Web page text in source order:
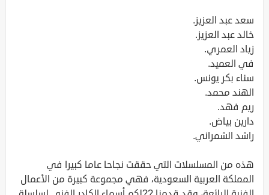
سعد عبد العزيز.
خالد عبد العزيز.
زياد العمري.
في العميد.
سناء بكر يونس.
الهند محمد.
ريم فهد.
دارين بياض.
راشد الشمراني.
هذه من المسلسلات التي حققت نجاحا عاما كبيرا في
المملكة العربية السعودية، فهي مجموعة كبيرة من الأعمال